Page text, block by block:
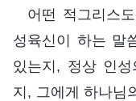
어떤 적그리스
성육신이 하는 말
있는지, 정상 인
지, 그에게 하나님